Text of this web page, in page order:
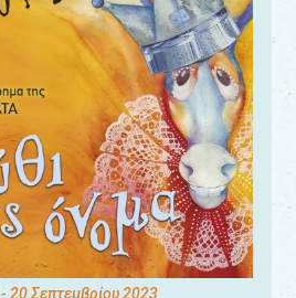
- 20 Σεπτεμβρίου 2023